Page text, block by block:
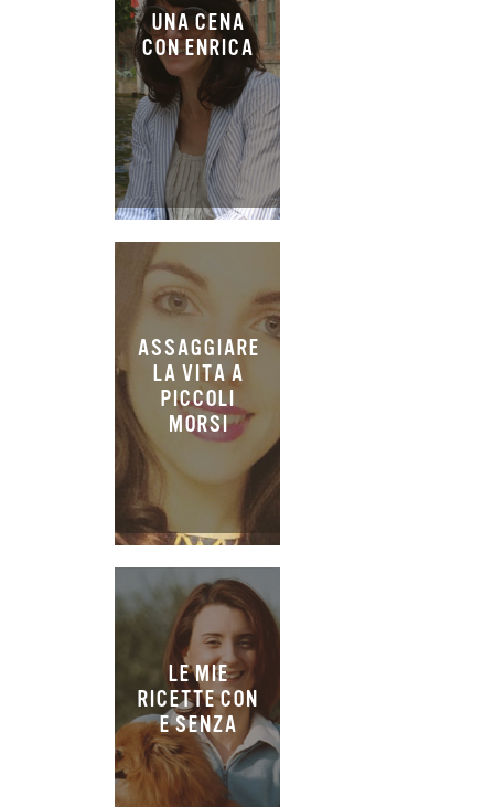
UNA CENA
CON ENRICA
ASSAGGIARE
LA VITA A
PICCOLI
MORSI
LE MIE
RICETTE CON
E SENZA